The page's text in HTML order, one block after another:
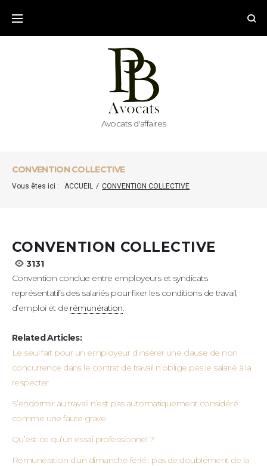
content
Avocats d'affaires
CONVENTION COLLECTIVE
Vous êtes ici : ACCUEIL / CONVENTION COLLECTIVE
CONVENTION COLLECTIVE
3131
Convention conclue entre employeurs et syndicats
représentatifs des salariés pour fixer les conditions de travail,
d’emploi et de rémunération.
Related Articles:
Le seul fait pour un employeur d’insérer une clause de non
concurrence dans le contrat de travail n’oblige pas le salarié à la
respecter
S’endormir au travail n’est pas automatiquement considéré
comme une faute grave
Qu’est-ce qu’un essai professionnel ?
Rémunération d’un dimanche férié : pas de doublement de la